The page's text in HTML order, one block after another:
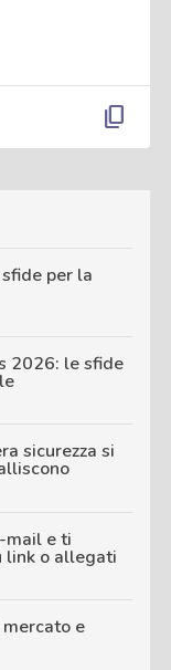
content_copy
per la
2026: le sfide
sicurezza si
mail e ti
link o allegati
e